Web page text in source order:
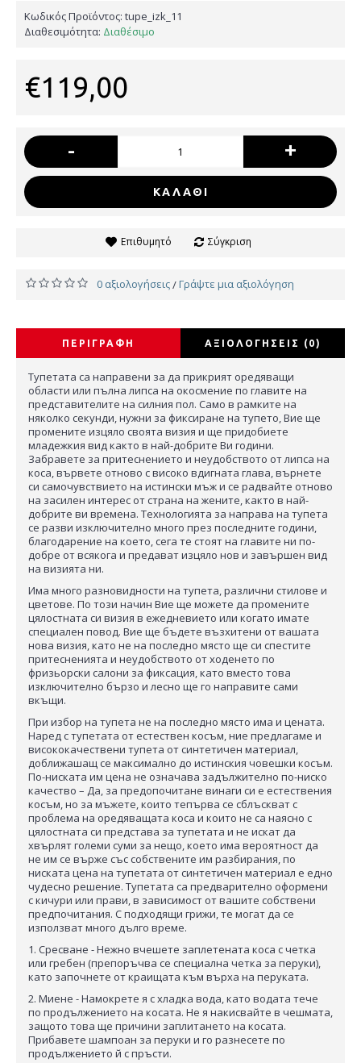
Κωδικός Προϊόντος: tupe_izk_11
Διαθεσιμότητα: Διαθέσιμο
€119,00
- +
ΚΑΛΆΘΙ
Επιθυμητό Σύγκριση
0 αξιολογήσεις/Γράψτε μια αξιολόγηση
ΠΕΡΙΓΡΑΦΉ ΑΞΙΟΛΟΓΉΣΕΙΣ (0)
Тупетата са направени за да прикрият оредяващи
области или пълна липса на окосмение по главите на
представителите на силния пол. Само в рамките на
няколко секунди, нужни за фиксиране на тупето, Вие ще
промените изцяло своята визия и ще придобиете
младежкия вид както в най-добрите Ви години.
Забравете за притеснението и неудобството от липса на
коса, вървете отново с високо вдигната глава, върнете
си самочувствието на истински мъж и се радвайте отново
на засилен интерес от страна на жените, както в най-
добрите ви времена. Технологията за направа на тупета
се разви изключително много през последните години,
благодарение на което, сега те стоят на главите ни по-
добре от всякога и предават изцяло нов и завършен вид
на визията ни.
Има много разновидности на тупета, различни стилове и
цветове. По този начин Вие ще можете да промените
цялостната си визия в ежедневието или когато имате
специален повод. Вие ще бъдете възхитени от вашата
нова визия, като не на последно място ще си спестите
притесненията и неудобството от ходенето по
фризьорски салони за фиксация, като вместо това
изключително бързо и лесно ще го направите сами
вкъщи.
При избор на тупета не на последно място има и цената.
Наред с тупетата от естествен косъм, ние предлагаме и
висококачествени тупета от синтетичен материал,
доближашащ се максимално до истинския човешки косъм.
По-ниската им цена не означава задължително по-ниско
качество – Да, за предопочитане винаги си е естествения
косъм, но за мъжете, които тепърва се сблъскват с
проблема на оредяващата коса и които не са наясно с
цялостната си представа за тупетата и не искат да
хвърлят големи суми за нещо, което има вероятност да
не им се върже със собствените им разбирания, по
ниската цена на тупетата от синтетичен материал е едно
чудесно решение. Тупетата са предварително оформени
с кичури или прави, в зависимост от вашите собствени
предпочитания. С подходящи грижи, те могат да се
използват много дълго време.
1. Сресване - Нежно вчешете заплетената коса с четка
или гребен (препоръчва се специална четка за перуки),
като започнете от краищата към върха на перуката.
2. Миене - Намокрете я с хладка вода, като водата тече
по продължението на косата. Не я накисвайте в чешмата,
защото това ще причини заплитането на косата.
Прибавете шампоан за перуки и го разнесете по
продължението й с пръсти.